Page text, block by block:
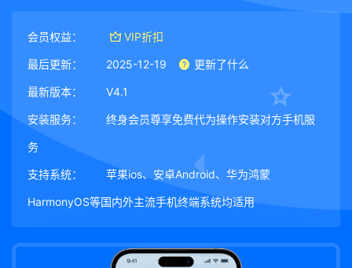
会员权益： VIP折扣
最后更新： 2025-12-19 更新了什么
最新版本： V4.1
安装服务： 终身会员尊享免费代为操作安装对方手机服
务
支持系统： 苹果ios、安卓Android、华为鸿蒙
HarmonyOS等国内外主流手机终端系统均适用